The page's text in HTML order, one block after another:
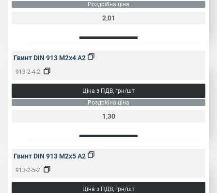
Роздрібна ціна
2,01
Гвинт DIN 913 M2x4 A2
913-2-4-2
Ціна з ПДВ, грн/шт
Роздрібна ціна
1,30
Гвинт DIN 913 M2x5 A2
913-2-5-2
Ціна з ПДВ, грн/шт